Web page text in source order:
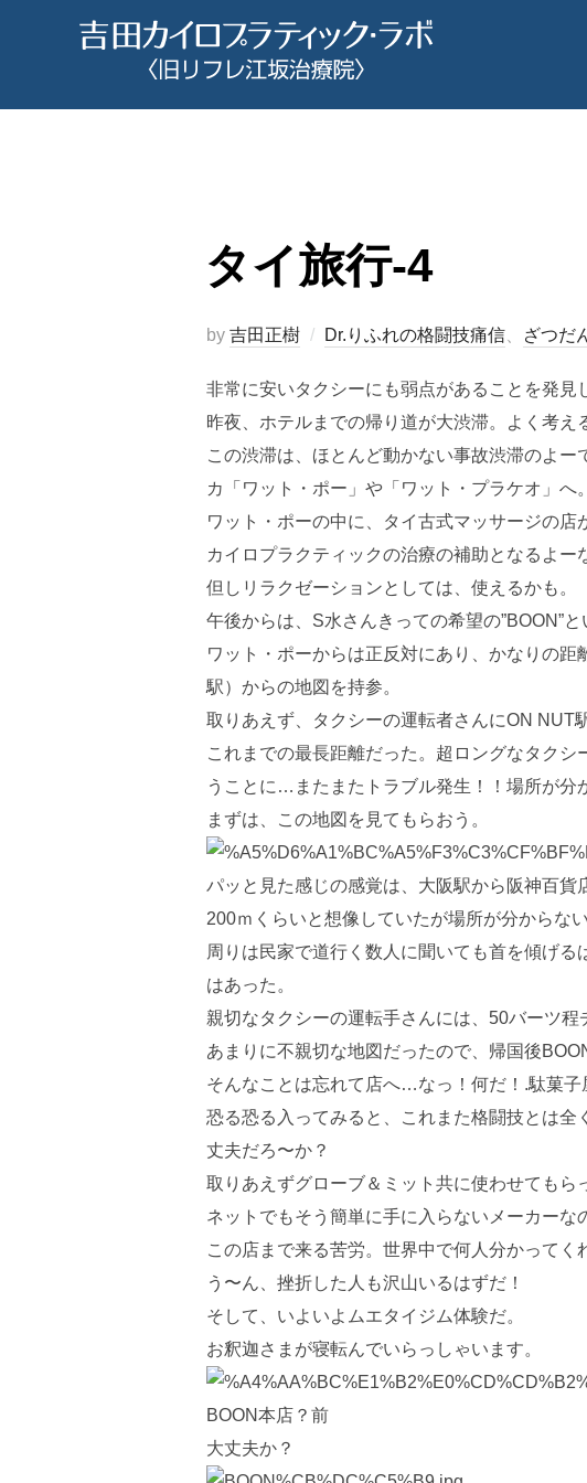
ン
タイ旅行-4
by 吉田正樹 Dr.りふれの格闘技痛信 ざつだ
非常に安いタクシーにも弱点があることを発見
昨夜、ホテルまでの帰り道が大渋滞。よく考え
この渋滞は、ほとんど動かない事故渋滞のよ
カ「ワット・ポー」や「ワット・プラケオ」へ。
ワット・ポーの中に、タイ古式マッサージの店
カイロプラクティックの治療の補助となるよー
但しリラクゼーションとしては、使えるかも。
午後からは、S水さんきっての希望の”BOON”
ワット・ポーからは正反対にあり、かなりの
駅）からの地図を持参。
取りあえず、タクシーの運転者さんにON NUT
これまでの最長距離だった。超ロングなタク
うことに…またまたトラブル発生！！場所が分
まずは、この地図を見てもらおう。
パッと見た感じの感覚は、大阪駅から阪神百
200ｍくらいと想像していたが場所が分からない
周りは民家で道行く数人に聞いても首を傾げ
はあった。
親切なタクシーの運転手さんには、50バーツ程
あまりに不親切な地図だったので、帰国後
そんなことは忘れて店へ…なっ！何だ！.駄菓子
恐る恐る入ってみると、これまた格闘技とは
丈夫だろ〜か？
取りあえずグローブ＆ミット共に使わせてもら
ネットでもそう簡単に手に入らないメーカーな
この店まで来る苦労。世界中で何人分かってく
う〜ん、挫折した人も沢山いるはずだ！
そして、いよいよムエタイジム体験だ。
お釈迦さまが寝転んでいらっしゃいます。
BOON本店？前
大丈夫か？